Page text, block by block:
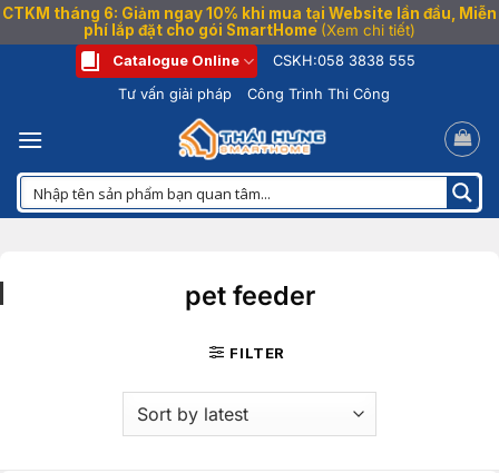
CTKM tháng 6: Giảm ngay 10% khi mua tại Website lần đầu, Miễn
phí lắp đặt cho gói SmartHome (Xem chi tiết)
dung
Catalogue Online CSKH:058 3838 555
Tư vấn giải pháp
Công Trình Thi Công
pet feeder
FILTER